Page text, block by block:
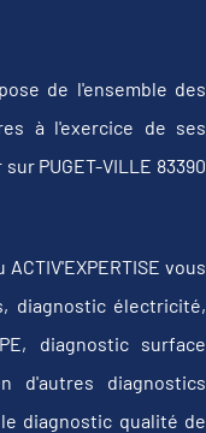
de l'ensemble des
à l'exercice de ses
PUGET-VILLE 83390
vous
diagnostic électricité,
diagnostic surface
d'autres diagnostics
diagnostic qualité de